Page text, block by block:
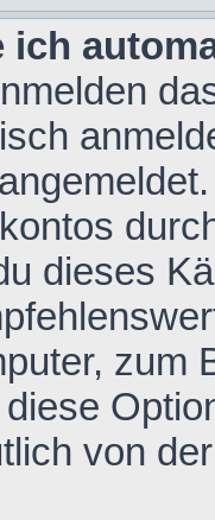
ich
dieses
zum
von